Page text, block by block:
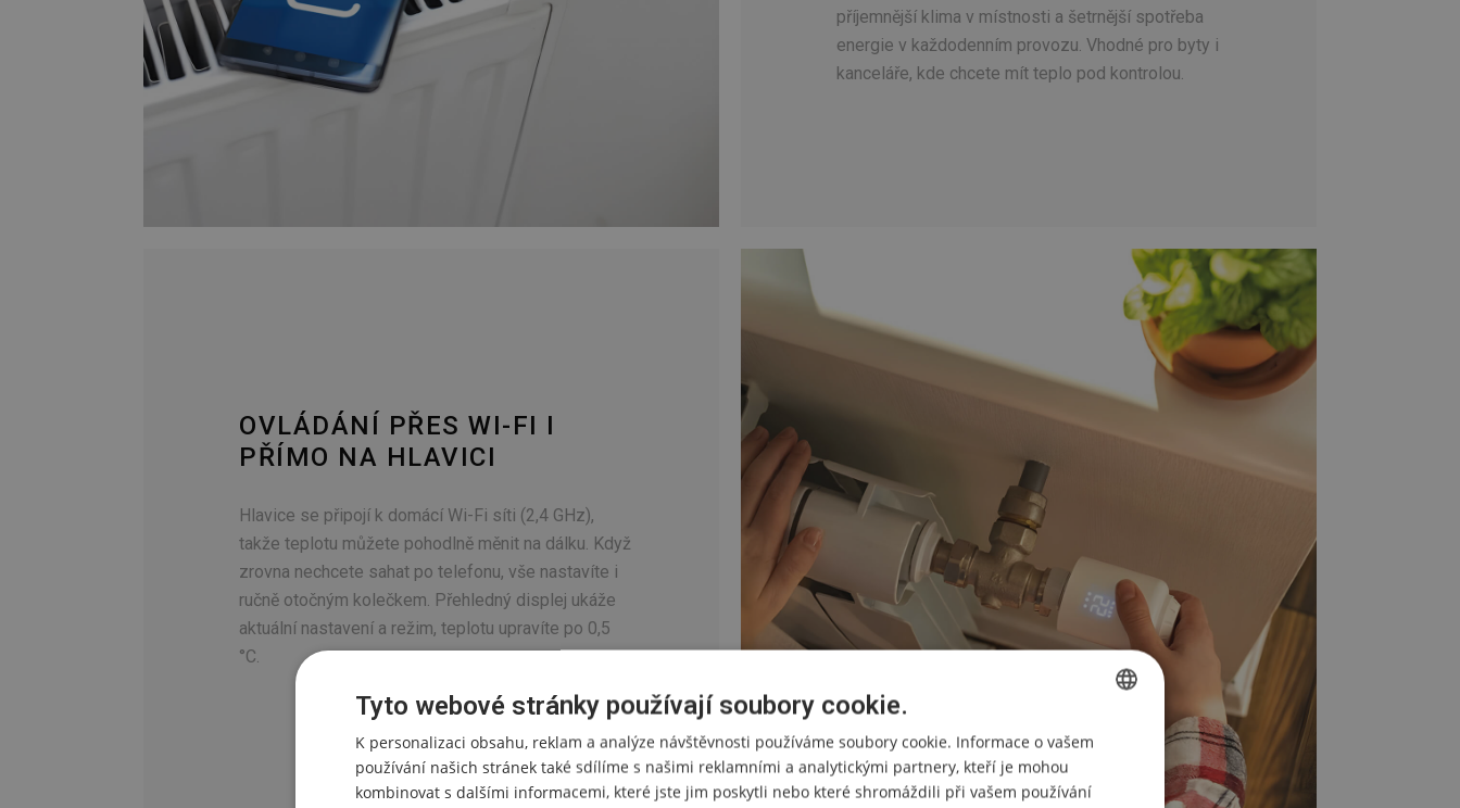
příjemnější klima v místnosti a šetrnější spotřeba
energie v každodenním provozu. Vhodné pro byty i
kanceláře, kde chcete mít teplo pod kontrolou.
OVLÁDÁNÍ PŘES WI-FI I
PŘÍMO NA HLAVICI
Hlavice se připojí k domácí Wi-Fi síti (2,4 GHz),
takže teplotu můžete pohodlně měnit na dálku. Když
zrovna nechcete sahat po telefonu, vše nastavíte i
ručně otočným kolečkem. Přehledný displej ukáže
aktuální nastavení a režim, teplotu upravíte po 0,5
°C.
CZECH
Tyto webové stránky používají soubory cookie.
K personalizaci obsahu, reklam a analýze návštěvnosti používáme soubory cookie. Informace o vašem
používání našich stránek také sdílíme s našimi reklamními a analytickými partnery, kteří je mohou
kombinovat s dalšími informacemi, které jste jim poskytli nebo které shromáždili při vašem používání